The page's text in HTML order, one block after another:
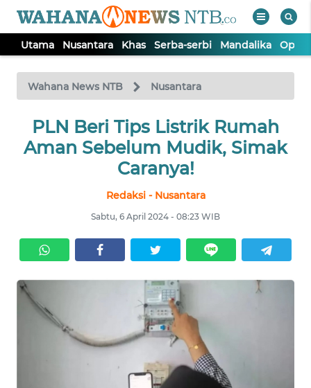
Utama Nusantara Khas Serba-serbi Mandalika Opini
Wahana News NTB Nusantara
PLN Beri Tips Listrik Rumah
Aman Sebelum Mudik, Simak
Caranya!
Redaksi - Nusantara
Sabtu, 6 April 2024 - 08:23 WIB
TV
Tutup
UTAMA
SERBA-
SERBI
MANDALIKA